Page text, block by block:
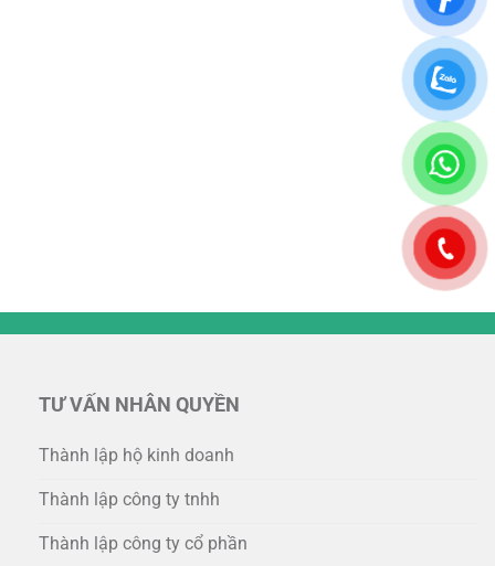
TƯ VẤN NHÂN QUYỀN
Thành lập hộ kinh doanh
Thành lập công ty tnhh
Thành lập công ty cổ phần